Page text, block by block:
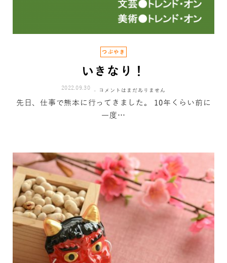
つぶやき
いきなり！
2022.09.30 コメントはまだありません
先日、仕事で熊本に行ってきました。 10年くらい前に
一度…